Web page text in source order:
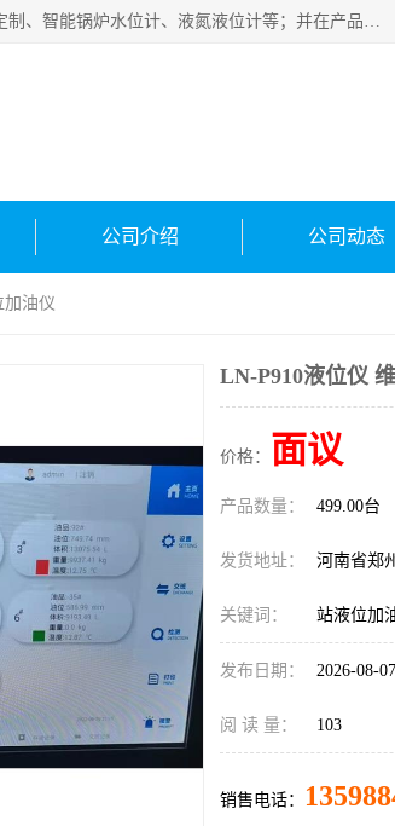
河南福瑞德仪表有限公司是生产销售电容液位计、液氨液位计、小量程液位计定制、智能锅炉水位计、液氮液位计等；并在产品开发、研制的过程中，吸取国内外仪器仪表的技术精华，建立了一支高、精、尖的科研开发队伍，使产品性能不断升级。
公司介绍 公司动态
加油仪
LN-P910液位仪
价格： 面议
产品数量： 499.00台
发货地址： 河南省郑
关键词： 站液位加
发布日期： 2026-08-07
阅 读 量： 103
销售电话：